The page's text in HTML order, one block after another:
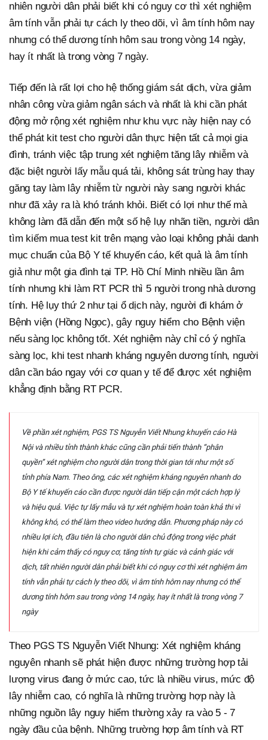
nhiên người dân phải biết khi có nguy cơ thì xét nghiệm
âm tính vẫn phải tự cách ly theo dõi, vì âm tính hôm nay
nhưng có thể dương tính hôm sau trong vòng 14 ngày,
hay ít nhất là trong vòng 7 ngày.
Tiếp đến là rất lợi cho hệ thống giám sát dịch, vừa giảm
nhân công vừa giảm ngân sách và nhất là khi cần phát
động mở rộng xét nghiệm như khu vực này hiện nay có
thể phát kit test cho người dân thực hiện tất cả mọi gia
đình, tránh việc tập trung xét nghiệm tăng lây nhiễm và
đặc biệt người lấy mẫu quá tải, không sát trùng hay thay
găng tay làm lây nhiễm từ người này sang người khác
như đã xảy ra là khó tránh khỏi. Biết có lợi như thế mà
không làm đã dẫn đến một số hệ lụy nhãn tiền, người dân
tìm kiếm mua test kit trên mạng vào loại không phải danh
mục chuẩn của Bộ Y tế khuyến cáo, kết quả là âm tính
giả như một gia đình tại TP. Hồ Chí Minh nhiều lần âm
tính nhưng khi làm RT PCR thì 5 người trong nhà dương
tính. Hệ lụy thứ 2 như tại ổ dịch này, người đi khám ở
Bệnh viện (Hồng Ngọc), gây nguy hiểm cho Bệnh viện
nếu sàng lọc không tốt. Xét nghiệm này chỉ có ý nghĩa
sàng lọc, khi test nhanh kháng nguyên dương tính, người
dân cần báo ngay với cơ quan y tế để được xét nghiệm
khẳng định bằng RT PCR.
Về phần xét nghiệm, PGS TS Nguyễn Viết Nhung khuyến cáo Hà
Nội và nhiều tỉnh thành khác cũng cần phải tiến thành “phân
quyền” xét nghiệm cho người dân trong thời gian tới như một số
tỉnh phía Nam. Theo ông, các xét nghiệm kháng nguyên nhanh do
Bộ Y tế khuyến cáo cần được người dân tiếp cận một cách hợp lý
và hiệu quả. Việc tự lấy mẫu và tự xét nghiệm hoàn toàn khả thi vì
không khó, có thể làm theo video hướng dẫn. Phương pháp này có
nhiều lợi ích, đầu tiên là cho người dân chủ động trong việc phát
hiện khi cảm thấy có nguy cơ, tăng tính tự giác và cảnh giác với
dịch, tất nhiên người dân phải biết khi có nguy cơ thì xét nghiệm âm
tính vẫn phải tự cách ly theo dõi, vì âm tính hôm nay nhưng có thể
dương tính hôm sau trong vòng 14 ngày, hay ít nhất là trong vòng 7
ngày
Theo PGS TS Nguyễn Viết Nhung: Xét nghiệm kháng
nguyên nhanh sẽ phát hiện được những trường hợp tải
lượng virus đang ở mức cao, tức là nhiều virus, mức độ
lây nhiễm cao, có nghĩa là những trường hợp này là
những nguồn lây nguy hiểm thường xảy ra vào 5 - 7
ngày đầu của bệnh. Những trường hợp âm tính và RT